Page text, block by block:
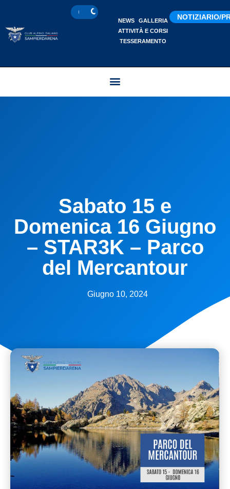
NEWS
GALLERIA
ATTIVITÀ E CORSI
TESSERAMENTO
NOTIZIARIO/
Sabato 15 e
Domenica 16 Giugno
– STAR3K – Parco
del Mercantour
Giugno 10, 2024